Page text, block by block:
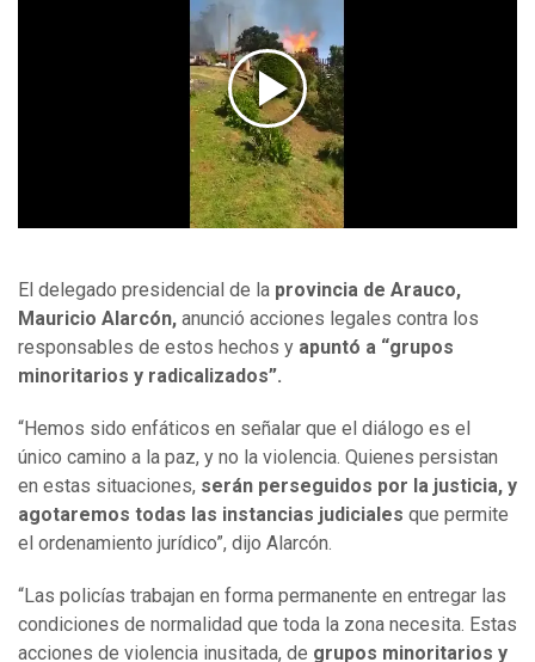
El delegado presidencial de la provincia de Arauco,
Mauricio Alarcón, anunció acciones legales contra los
responsables de estos hechos y apuntó a “grupos
minoritarios y radicalizados”.
“Hemos sido enfáticos en señalar que el diálogo es el
único camino a la paz, y no la violencia. Quienes persistan
en estas situaciones, serán perseguidos por la justicia, y
agotaremos todas las instancias judiciales que permite
el ordenamiento jurídico”, dijo Alarcón.
“Las policías trabajan en forma permanente en entregar las
condiciones de normalidad que toda la zona necesita. Estas
acciones de violencia inusitada, de grupos minoritarios y